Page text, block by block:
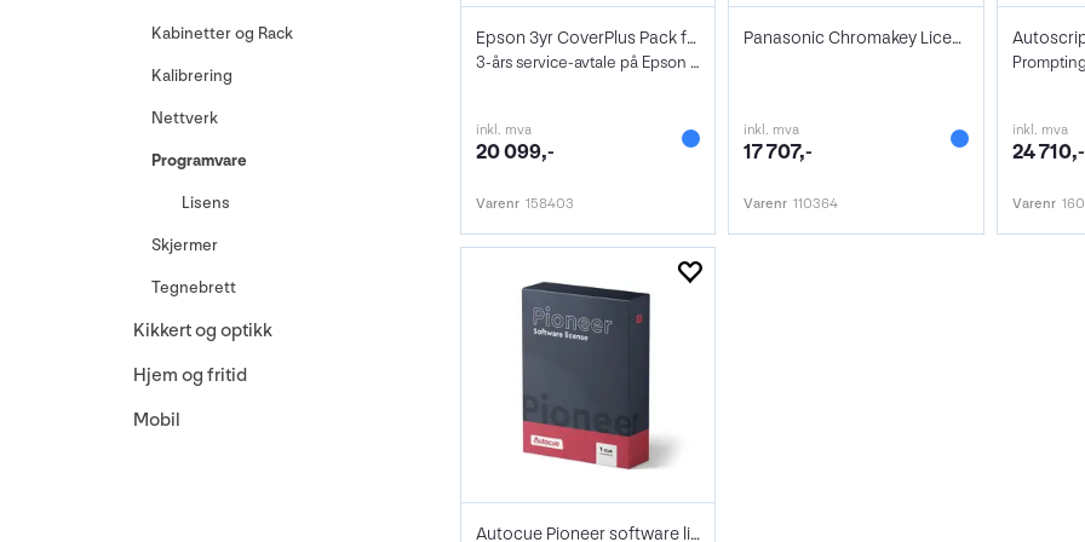
Kabinetter og Rack
Kalibrering
Nettverk
Programvare
Lisens
Skjermer
Tegnebrett
Kikkert og optikk
Hjem og fritid
Mobil
Epson 3yr CoverPlus Pack for SC-P8500
3-års service-avtale på Epson SC-P8500
inkl. mva
20 099,-
Varenr 158403
Panasonic Chromakey License (1 Ch Pr M/E
inkl. mva
17 707,-
Varenr 110364
inkl. mva
24 710,-
Varenr
Autocue Pioneer software license pack